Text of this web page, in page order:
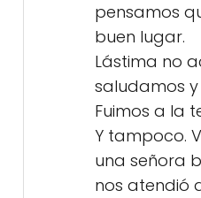
pensamos
buen lugar.
Lástima no
saludamos
Fuimos a la
Y tampoco.
una señora
nos atendió